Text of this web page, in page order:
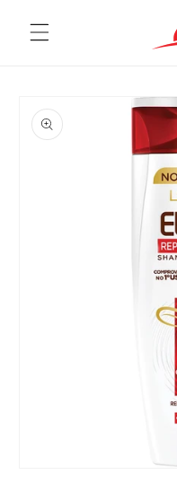
para o
conteúdo
informações
do produto